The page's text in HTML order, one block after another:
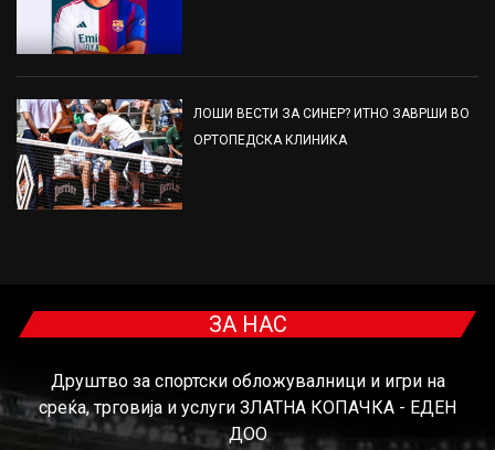
ЛОШИ ВЕСТИ ЗА СИНЕР? ИТНО ЗАВРШИ ВО
ОРТОПЕДСКА КЛИНИКА
ЗА НАС
Друштво за спортски обложувалници и игри на
среќа, трговија и услуги ЗЛАТНА КОПАЧКА - ЕДЕН
ДОО